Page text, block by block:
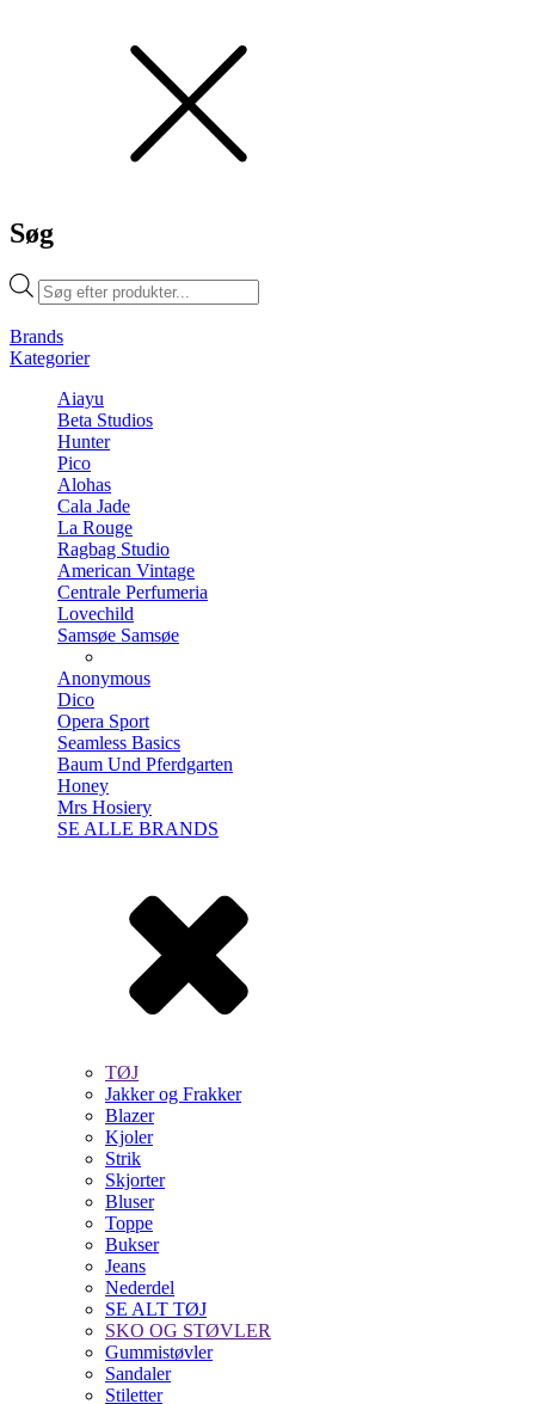
Søg
Products
search
Brands
Kategorier
Aiayu
Beta Studios
Hunter
Pico
Alohas
Cala Jade
La Rouge
Ragbag Studio
American Vintage
Centrale Perfumeria
Lovechild
Samsøe Samsøe
Anonymous
Dico
Opera Sport
Seamless Basics
Baum Und Pferdgarten
Honey
Mrs Hosiery
SE ALLE BRANDS
TØJ
Jakker og Frakker
Blazer
Kjoler
Strik
Skjorter
Bluser
Toppe
Bukser
Jeans
Nederdel
SE ALT TØJ
SKO OG STØVLER
Gummistøvler
Sandaler
Stiletter